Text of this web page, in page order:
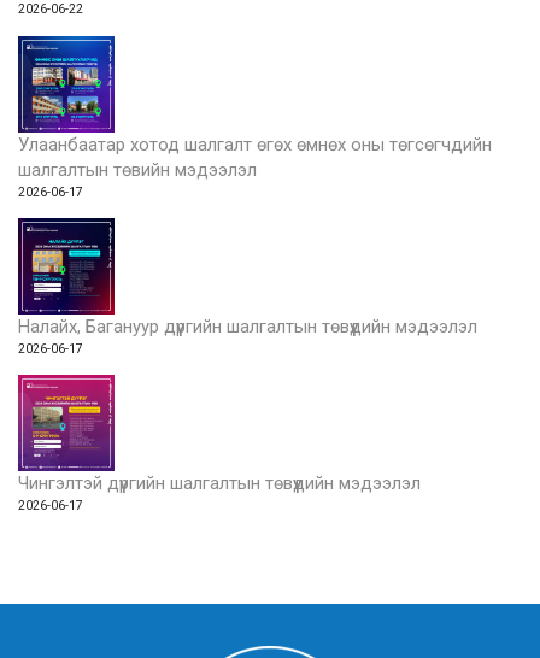
2026-06-22
Улаанбаатар хотод шалгалт өгөх өмнөх оны төгсөгчдийн
шалгалтын төвийн мэдээлэл
2026-06-17
Налайх, Багануур дүүргийн шалгалтын төвүүдийн мэдээлэл
2026-06-17
Чингэлтэй дүүргийн шалгалтын төвүүдийн мэдээлэл
2026-06-17